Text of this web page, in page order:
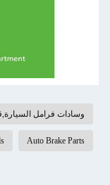
وسادات فرامل
Auto Brake Parts